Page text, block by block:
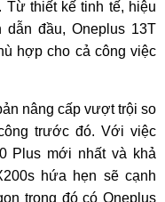
Từ thiết kế tinh tế, hiệu
đầu, Oneplus 13T
hợp cho cả công việc
nâng cấp vượt trội so
trước đó. Với việc
Plus mới nhất và khả
hứa hẹn sẽ cạnh
trong đó có Oneplus